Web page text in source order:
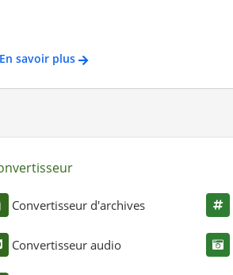
En savoir plus
Convertisseur d'archives
Convertisseur audio